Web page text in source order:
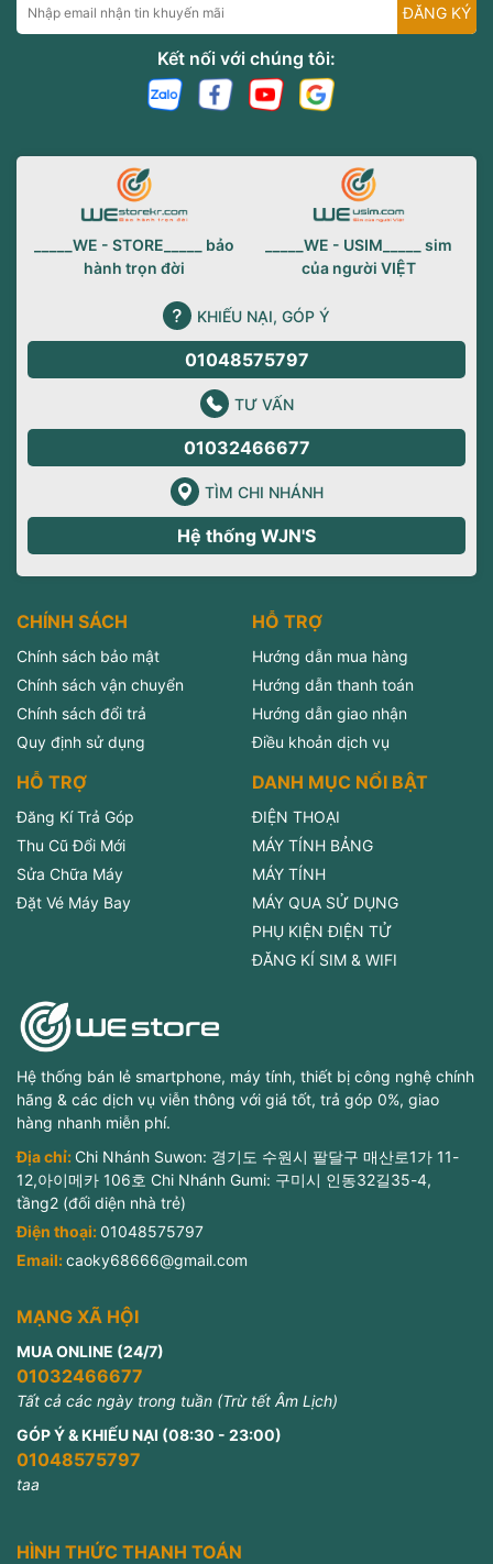
ĐĂNG KÝ
Kết nối với chúng tôi:
_____WE - STORE_____ bảo
hành trọn đời
_____WE - USIM_____ sim
của người VIỆT
KHIẾU NẠI, GÓP Ý
01048575797
TƯ VẤN
01032466677
TÌM CHI NHÁNH
Hệ thống WJN'S
CHÍNH SÁCH
Chính sách bảo mật
Chính sách vận chuyển
Chính sách đổi trả
Quy định sử dụng
HỖ TRỢ
Hướng dẫn mua hàng
Hướng dẫn thanh toán
Hướng dẫn giao nhận
Điều khoản dịch vụ
HỖ TRỢ
Đăng Kí Trả Góp
Thu Cũ Đổi Mới
Sửa Chữa Máy
Đặt Vé Máy Bay
DANH MỤC NỔI BẬT
ĐIỆN THOẠI
MÁY TÍNH BẢNG
MÁY TÍNH
MÁY QUA SỬ DỤNG
PHỤ KIỆN ĐIỆN TỬ
ĐĂNG KÍ SIM & WIFI
Hệ thống bán lẻ smartphone, máy tính, thiết bị công nghệ chính
hãng & các dịch vụ viễn thông với giá tốt, trả góp 0%, giao
hàng nhanh miễn phí.
Địa chỉ: Chi Nhánh Suwon: 경기도 수원시 팔달구 매산로1가 11-
12,아이메카 106호 Chi Nhánh Gumi: 구미시 인동32길35-4,
tầng2 (đối diện nhà trẻ)
Điện thoại:01048575797
Email:caoky68666@gmail.com
MẠNG XÃ HỘI
MUA ONLINE (24/7)
01032466677
Tất cả các ngày trong tuần (Trừ tết Âm Lịch)
GÓP Ý & KHIẾU NẠI (08:30 - 23:00)
01048575797
taa
HÌNH THỨC THANH TOÁN